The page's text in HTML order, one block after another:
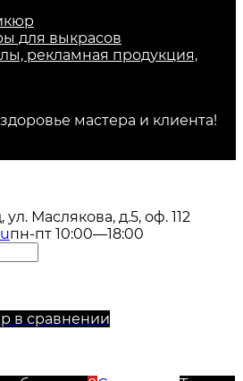
для выкрасов
рекламная продукция,
мастера и клиента!
Маслякова, д.5, оф. 112
пн-пт 10:00—18:00
в сравнении